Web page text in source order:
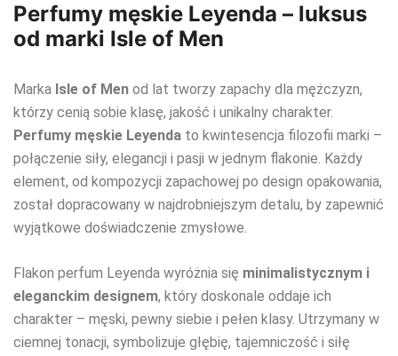
Perfumy męskie Leyenda – luksus
od marki Isle of Men
Marka Isle of Men od lat tworzy zapachy dla mężczyzn,
którzy cenią sobie klasę, jakość i unikalny charakter.
Perfumy męskie Leyenda to kwintesencja filozofii marki –
połączenie siły, elegancji i pasji w jednym flakonie. Każdy
element, od kompozycji zapachowej po design opakowania,
został dopracowany w najdrobniejszym detalu, by zapewnić
wyjątkowe doświadczenie zmysłowe.
Flakon perfum Leyenda wyróżnia się minimalistycznym i
eleganckim designem, który doskonale oddaje ich
charakter – męski, pewny siebie i pełen klasy. Utrzymany w
ciemnej tonacji, symbolizuje głębię, tajemniczość i siłę